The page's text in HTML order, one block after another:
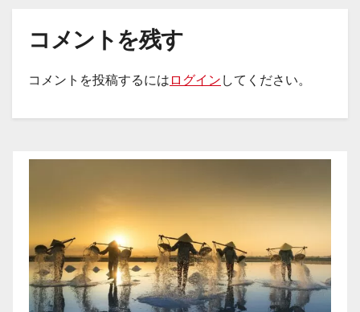
コメントを残す
コメントを投稿するには ログイン してください。